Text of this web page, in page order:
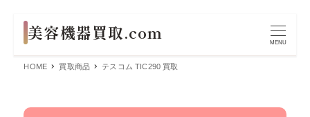
MENU
HOME 買取商品 テスコム TIC290 買取